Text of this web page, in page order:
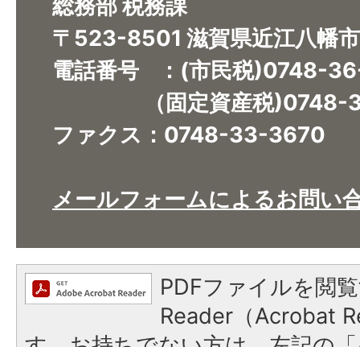
総務部 税務課
〒523-8501 滋賀県近江八幡
電話番号 ：(市民税)0748-
（固定資産税)0748-
ファクス：0748-33-3670​​​​​​​
メールフォームによるお問い
PDFファイルを閲
Reader（Acrobat